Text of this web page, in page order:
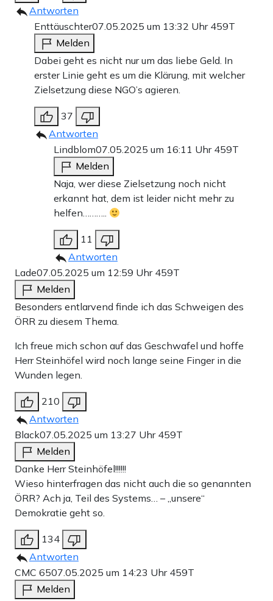
Antworten
Enttäuschter07.05.2025 um 13:32 Uhr 459T
Melden
Dabei geht es nicht nur um das liebe Geld. In
erster Linie geht es um die Klärung, mit welcher
Zielsetzung diese NGO’s agieren.
37
Antworten
Lindblom07.05.2025 um 16:11 Uhr 459T
Melden
Naja, wer diese Zielsetzung noch nicht
erkannt hat, dem ist leider nicht mehr zu
helfen………..
11
Antworten
Lade07.05.2025 um 12:59 Uhr 459T
Melden
Besonders entlarvend finde ich das Schweigen des
ÖRR zu diesem Thema.
Ich freue mich schon auf das Geschwafel und hoffe
Herr Steinhöfel wird noch lange seine Finger in die
Wunden legen.
210
Antworten
Black07.05.2025 um 13:27 Uhr 459T
Melden
Danke Herr Steinhöfel!!!!!!
Wieso hinterfragen das nicht auch die so genannten
ÖRR? Ach ja, Teil des Systems… – „unsere“
Demokratie geht so.
134
Antworten
CMC 6507.05.2025 um 14:23 Uhr 459T
Melden